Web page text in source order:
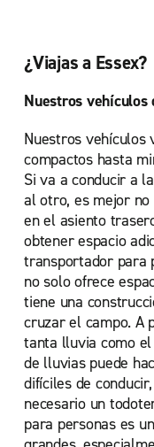
¿Viajas a Essex?
Nuestros vehículos
Nuestros vehículos
compactos hasta
Si va a conducir a
al otro, es mejor
en el asiento
obtener espacio
transportador para
no solo ofrece
tiene una
cruzar el campo. A
tanta lluvia como
de lluvias puede
difíciles de
necesario un
para personas es